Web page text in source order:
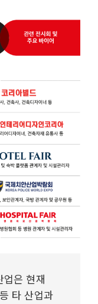
업은 현재
타 산업과